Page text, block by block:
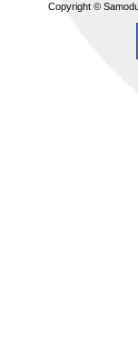
Copyright ©